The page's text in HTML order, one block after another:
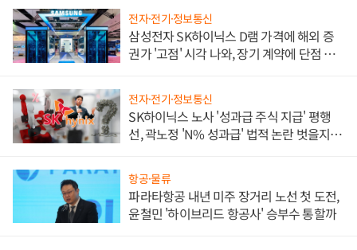
전자·전기·정보통신
삼성전자 SK하이닉스 D램 가격에 해외 증
권가 '고점' 시각 나와, 장기 계약에 단점 부
전자·전기·정보통신
SK하이닉스 노사 '성과급 주식 지급' 평행
선, 곽노정 'N% 성과급' 법적 논란 벗을지 주
항공·물류
파라타항공 내년 미주 장거리 노선 첫 도전,
윤철민 '하이브리드 항공사' 승부수 통할까